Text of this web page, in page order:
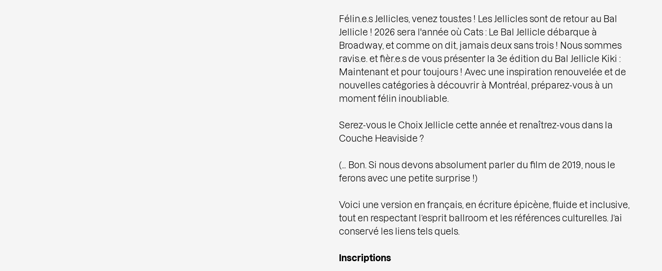
Félin.e.s Jellicles, venez tous.tes ! Les Jellicles sont de retour au Bal
Jellicle ! 2026 sera l'année où Cats : Le Bal Jellicle débarque à
Broadway, et comme on dit, jamais deux sans trois ! Nous sommes
ravis.e. et fièr.e.s de vous présenter la 3e édition du Bal Jellicle Kiki :
Maintenant et pour toujours ! Avec une inspiration renouvelée et de
nouvelles catégories à découvrir à Montréal, préparez-vous à un
moment félin inoubliable.
Serez-vous le Choix Jellicle cette année et renaîtrez-vous dans la
Couche Heaviside ?
(… Bon. Si nous devons absolument parler du film de 2019, nous le
ferons avec une petite surprise !)
Voici une version en français, en écriture épicène, fluide et inclusive,
tout en respectant l’esprit ballroom et les références culturelles. J’ai
conservé les liens tels quels.
Inscriptions